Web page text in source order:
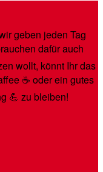
geben jeden Tag
dafür auch
wollt, könnt Ihr das
☕️ oder ein gutes
💪 zu bleiben!